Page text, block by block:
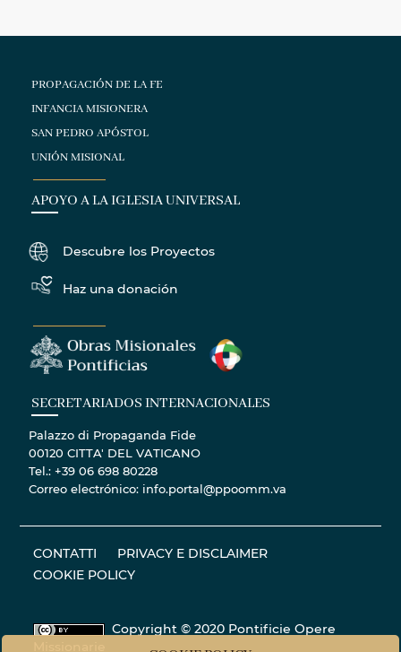
PROPAGACIÓN DE LA FE
INFANCIA MISIONERA
SAN PEDRO APÓSTOL
UNIÓN MISIONAL
APOYO A LA IGLESIA UNIVERSAL
Descubre los Proyectos
Haz una donación
SECRETARIADOS INTERNACIONALES
Palazzo di Propaganda Fide
00120 CITTA' DEL VATICANO
Tel.: +39 06 698 80228
Correo electrónico: info.portal@ppoomm.va
CONTATTI
PRIVACY E DISCLAIMER
COOKIE POLICY
Copyright © 2020 Pontificie Opere